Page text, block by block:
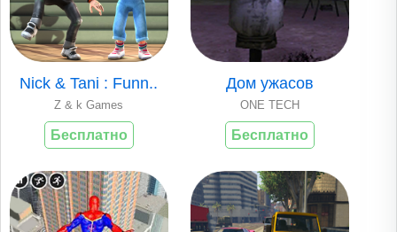
Nick & Tani : Funn..
Z & k Games
Бесплатно
Дом ужасов
ONE TECH
Бесплатно